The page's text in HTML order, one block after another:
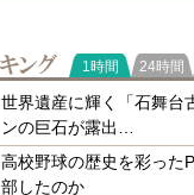
ランキ
1時間 24時間
世界遺産に輝く「石舞
ンの巨石が露出…
高校野球の歴史を彩った
部したのか